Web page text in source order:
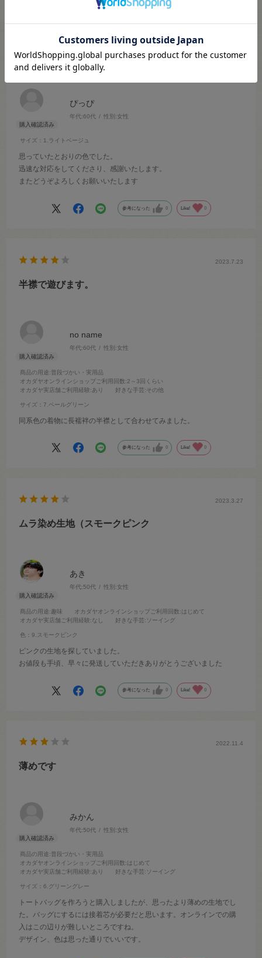
ぴっぴ
年代:60代 性別:女性
サイズ：1.ライトベージュ
ありがとうございます。
思っていたとおりの色でした。
迅速な対応をしてくださり、感謝いたします。
またどうぞよろしくお願いいたします
参考になった 0 Like! 0
no name
年代:60代 性別:女性
商品の用途:普段づかい・実用品
オカダヤオンラインショップご利用回数:2～3回くらい
オカダヤ実店舗ご利用経験:あり 好きな手芸:その他
サイズ：7.ペールグリーン
2023.7.23
半襟で遊びます。
同系色の着物に長襦袢の半襟として合わせてみました。
参考になった 0 Like! 0
あき
年代:50代 性別:女性
商品の用途:趣味 オカダヤオンラインショップご利用回数:はじめて
オカダヤ実店舗ご利用経験:なし 好きな手芸:ソーイング
色：9.スモークピンク
2023.3.27
ムラ染め生地（スモークピンク
ピンクの生地を探していました。
お値段も手頃、早々に発送していただきありがとうございました
参考になった 0 Like! 0
みかん
年代:50代 性別:女性
商品の用途:普段づかい・実用品
オカダヤオンラインショップご利用回数:はじめて
オカダヤ実店舗ご利用経験:あり 好きな手芸:ソーイング
サイズ：6.グリーングレー
2022.11.4
薄めです
トートバッグを作ろうと購入しましたが、思ったより薄めの生地でし
た。バッグにするには接着芯が必要だと思います。オンラインでの購
入はこの辺りが難しいところですね。
デザイン、色は思った通りでいいです。